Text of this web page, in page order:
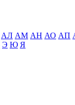
АЛ АМ АН АО АП
Э Ю Я